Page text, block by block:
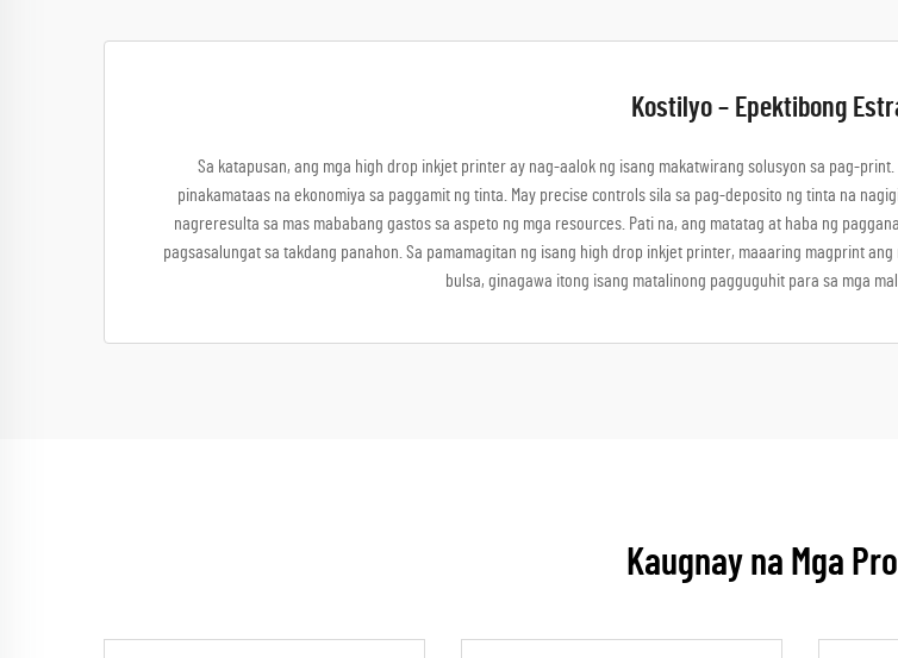
Kostilyo – Epektibong
Sa katapusan, ang mga high drop inkjet printer ay nag-aalok ng isang makatwirang solusyon sa pag-
pinakamataas na ekonomiya sa paggamit ng tinta. May precise controls sila sa pag-deposito ng tinta na
nagreresulta sa mas mababang gastos sa aspeto ng mga resources. Pati na, ang matatag at haba ng
pagsasalungat sa takdang panahon. Sa pamamagitan ng isang high drop inkjet printer, maaaring magprint
bulsa, ginagawa itong isang matalinong pagguguhit para sa mga
Kaugnay na Mga